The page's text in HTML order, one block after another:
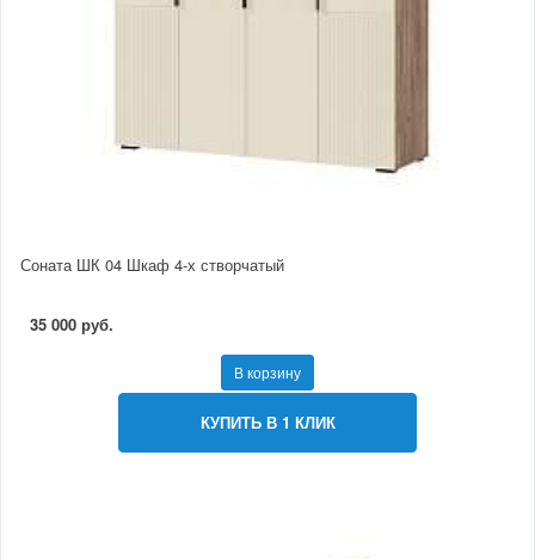
Соната ШК 04 Шкаф 4-х створчатый
35 000 руб.
В корзину
КУПИТЬ В 1 КЛИК